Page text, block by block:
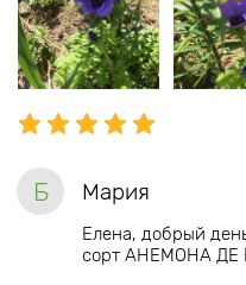
Б Мария
Елена, добрый
сорт АНЕМОНА ДЕ